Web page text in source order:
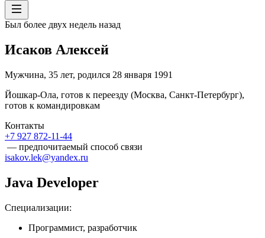
Был более двух недель назад
Исаков Алексей
Мужчина, 35 лет, родился 28 января 1991
Йошкар-Ола, готов к переезду (Москва, Санкт-Петербург),
готов к командировкам
Контакты
+7 927 872-11-44
— предпочитаемый способ связи
isakov.lek@yandex.ru
Java Developer
Специализации:
Программист, разработчик